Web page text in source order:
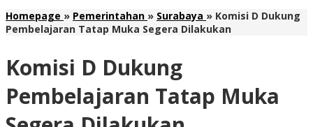
Homepage » Pemerintahan » Surabaya » Komisi D Dukung
Pembelajaran Tatap Muka Segera Dilakukan
Komisi D Dukung
Pembelajaran Tatap Muka